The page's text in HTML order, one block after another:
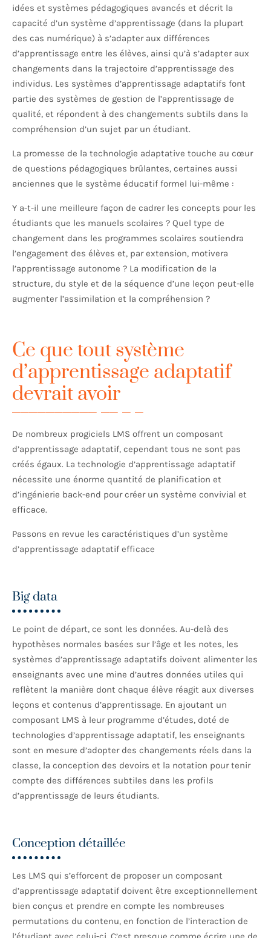
idées et systèmes pédagogiques avancés et décrit la
capacité d’un système d’apprentissage (dans la plupart
des cas numérique) à s’adapter aux différences
d’apprentissage entre les élèves, ainsi qu’à s’adapter aux
changements dans la trajectoire d’apprentissage des
individus. Les systèmes d’apprentissage adaptatifs font
partie des systèmes de gestion de l’apprentissage de
qualité, et répondent à des changements subtils dans la
compréhension d’un sujet par un étudiant.
La promesse de la technologie adaptative touche au cœur
de questions pédagogiques brûlantes, certaines aussi
anciennes que le système éducatif formel lui-même :
Y a-t-il une meilleure façon de cadrer les concepts pour les
étudiants que les manuels scolaires ? Quel type de
changement dans les programmes scolaires soutiendra
l’engagement des élèves et, par extension, motivera
l’apprentissage autonome ? La modification de la
structure, du style et de la séquence d’une leçon peut-elle
augmenter l’assimilation et la compréhension ?
Ce que tout système
d’apprentissage adaptatif
devrait avoir
De nombreux progiciels LMS offrent un composant
d’apprentissage adaptatif, cependant tous ne sont pas
créés égaux. La technologie d’apprentissage adaptatif
nécessite une énorme quantité de planification et
d’ingénierie back-end pour créer un système convivial et
efficace.
Passons en revue les caractéristiques d’un système
d’apprentissage adaptatif efficace
Big data
Le point de départ, ce sont les données. Au-delà des
hypothèses normales basées sur l’âge et les notes, les
systèmes d’apprentissage adaptatifs doivent alimenter les
enseignants avec une mine d’autres données utiles qui
reflètent la manière dont chaque élève réagit aux diverses
leçons et contenus d’apprentissage. En ajoutant un
composant LMS à leur programme d’études, doté de
technologies d’apprentissage adaptatif, les enseignants
sont en mesure d’adopter des changements réels dans la
classe, la conception des devoirs et la notation pour tenir
compte des différences subtiles dans les profils
d’apprentissage de leurs étudiants.
Conception détaillée
Les LMS qui s’efforcent de proposer un composant
d’apprentissage adaptatif doivent être exceptionnellement
bien conçus et prendre en compte les nombreuses
permutations du contenu, en fonction de l’interaction de